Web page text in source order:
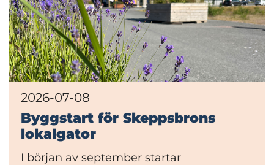
2026-07-08
Byggstart för Skeppsbrons
lokalgator
I början av september startar